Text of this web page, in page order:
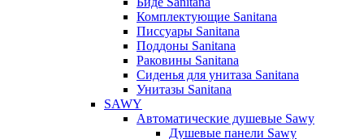
Комплектующие Sanitana
Писсуары Sanitana
Поддоны Sanitana
Раковины Sanitana
Сиденья для унитаза Sanitana
Унитазы Sanitana
SAWY
Автоматические душевые Sawy
Душевые панели Sawy